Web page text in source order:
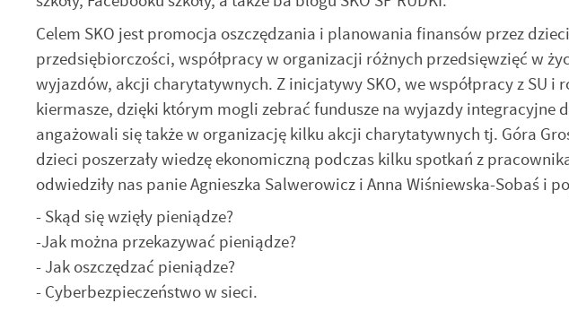
Celem SKO jest promocja oszczędzania i planowania finansów przez
przedsiębiorczości, współpracy w organizacji różnych przedsięwzięć w
wyjazdów, akcji charytatywnych. Z inicjatywy SKO, we współpracy z SU
kiermasze, dzięki którym mogli zebrać fundusze na wyjazdy integracyjne
angażowali się także w organizację kilku akcji charytatywnych tj. Góra
dzieci poszerzały wiedzę ekonomiczną podczas kilku spotkań z
odwiedziły nas panie Agnieszka Salwerowicz i Anna Wiśniewska-Sobaś i
- Skąd się wzięły pieniądze?
-Jak można przekazywać pieniądze?
- Jak oszczędzać pieniądze?
- Cyberbezpieczeństwo w sieci.